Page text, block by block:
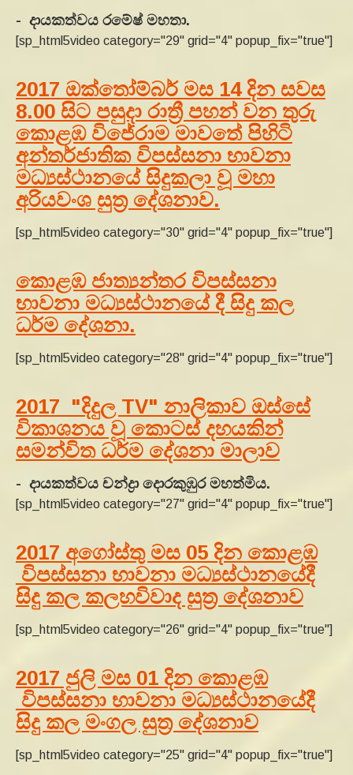
- දායකත්වය රමේෂ් මහතා.
[sp_html5video category="29" grid="4" popup_fix="true"]
2017 ඔක්තෝම්බර් මස 14 දින සවස
8.00 සිට පසුදා රාත්‍රී පහන් වන තුරු
කොළඹ විජේරාම මාවතේ පිහිටි
අන්තර්ජාතික විපස්සනා භාවනා
මධ්‍යස්ථානයේ සිදුකලා වූ මහා
අරියවංශ සුත්‍ර දේශනාව.
[sp_html5video category="30" grid="4" popup_fix="true"]
කොළඹ ජාත්‍යන්තර විපස්සනා
භාවනා මධ්‍යස්ථානයේ දී සිදු කල
ධර්ම දේශනා.
[sp_html5video category="28" grid="4" popup_fix="true"]
2017 "දිදුල TV" නාලිකාව ඔස්සේ
විකාශනය වූ කොටස් දහයකින්
සමන්විත ධර්ම දේශනා මාලාව
- දායකත්වය චන්ද්‍රා දොරකුඹුර මහත්මිය.
[sp_html5video category="27" grid="4" popup_fix="true"]
2017 අගෝස්තු මස 05 දින කොළඹ
විපස්සනා භාවනා මධ්‍යස්ථානයේදී
සිදු කල කලහවිවාද සුත්‍ර දේශනාව
[sp_html5video category="26" grid="4" popup_fix="true"]
2017 ජුලි මස 01 දින කොළඹ
විපස්සනා භාවනා මධ්‍යස්ථානයේදී
සිදු කල මංගල සුත්‍ර දේශනාව
[sp_html5video category="25" grid="4" popup_fix="true"]